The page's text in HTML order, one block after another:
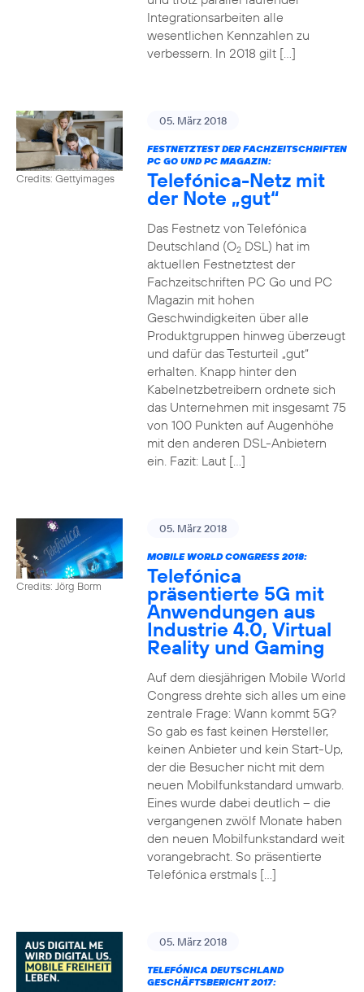
Integrationsarbeiten alle
wesentlichen Kennzahlen zu
verbessern. In 2018 gilt […]
Credits: Gettyimages
05. März 2018
FESTNETZTEST DER FACHZEITSCHRIFTEN
PC GO UND PC MAGAZIN:
Telefónica-Netz mit
der Note „gut“
Das Festnetz von Telefónica
Deutschland (O2DSL) hat im
aktuellen Festnetztest der
Fachzeitschriften PC Go und PC
Magazin mit hohen
Geschwindigkeiten über alle
Produktgruppen hinweg überzeugt
und dafür das Testurteil „gut“
erhalten. Knapp hinter den
Kabelnetzbetreibern ordnete sich
das Unternehmen mit insgesamt 75
von 100 Punkten auf Augenhöhe
mit den anderen DSL-Anbietern
ein. Fazit: Laut […]
Credits: Jörg Borm
05. März 2018
MOBILE WORLD CONGRESS 2018:
Telefónica
präsentierte 5G mit
Anwendungen aus
Industrie 4.0, Virtual
Reality und Gaming
Auf dem diesjährigen Mobile World
Congress drehte sich alles um eine
zentrale Frage: Wann kommt 5G?
So gab es fast keinen Hersteller,
keinen Anbieter und kein Start-Up,
der die Besucher nicht mit dem
neuen Mobilfunkstandard umwarb.
Eines wurde dabei deutlich – die
vergangenen zwölf Monate haben
den neuen Mobilfunkstandard weit
vorangebracht. So präsentierte
Telefónica erstmals […]
05. März 2018
TELEFÓNICA DEUTSCHLAND
GESCHÄFTSBERICHT 2017: